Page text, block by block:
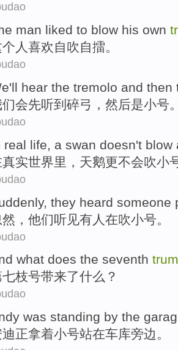
man liked to blow his own
人 喜欢 自吹自擂。
'll hear the tremolo and then
会先听到 碎弓， 然后是小号
real life, a swan doesn't blow
真实世界里， 天鹅更不会吹小
, they heard someone
然 ， 他们听见有人 在吹小号。
what does the seventh
七枝号带来了什么 ？
was standing by the
正拿着小号站在车库旁边 。